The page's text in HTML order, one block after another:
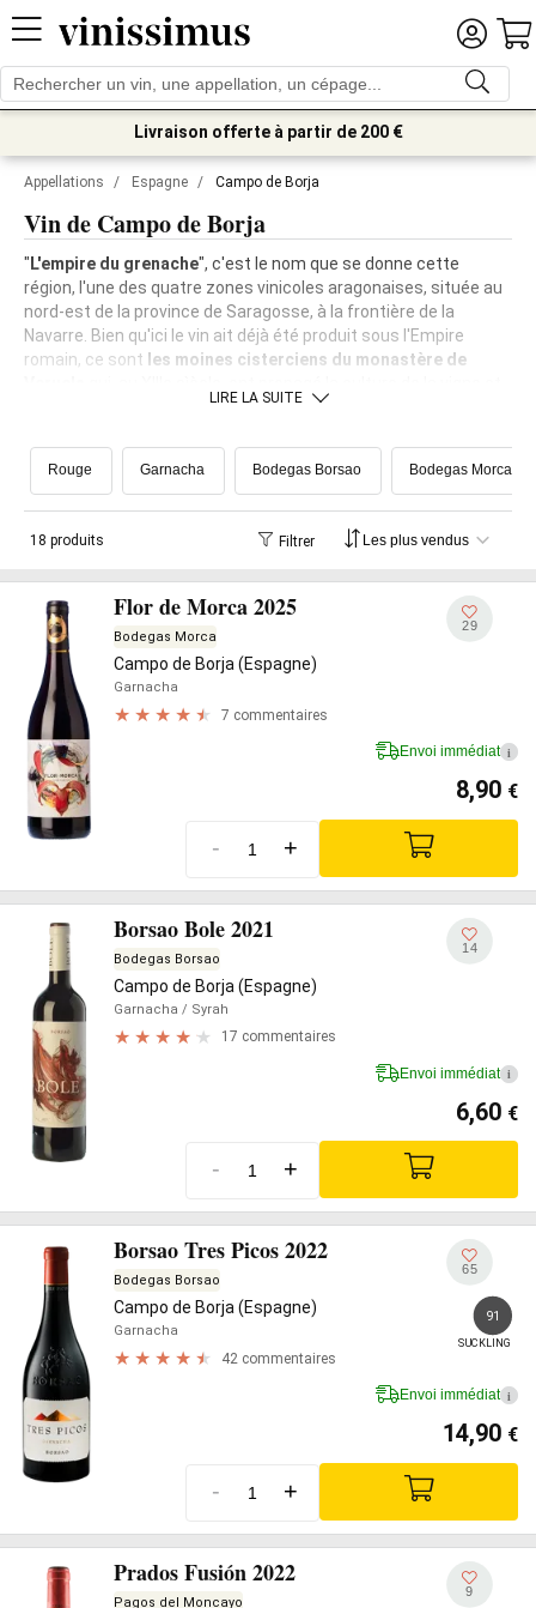
Livraison offerte à partir de 200 €
Appellations / Espagne / Campo de Borja
Vin de Campo de Borja
" L'empire du grenache", c'est le nom que se donne cette
région, l'une des quatre zones vinicoles aragonaises, située au
nord-est de la province de Saragosse, à la frontière de la
Navarre. Bien qu'ici le vin ait déjà été produit sous l'Empire
romain, ce sont les moines cisterciens du monastère de
LIRE LA SUITE
Rouge Garnacha Bodegas Borsao Bodegas Morca
18 produits Filtrer
Flor de Morca 2025
Bodegas Morca
Campo de Borja (Espagne)
Garnacha
7 commentaires
29
Envoi immédiat i
8,90 €
- +
Borsao Bole 2021
Bodegas Borsao
Campo de Borja (Espagne)
Garnacha / Syrah
17 commentaires
14
Envoi immédiat i
6,60 €
- +
Borsao Tres Picos 2022
Bodegas Borsao
Campo de Borja (Espagne)
Garnacha
42 commentaires
65
91
SUCKLING
Envoi immédiat i
14,90 €
- +
Prados Fusión 2022
Pagos del Moncayo
9